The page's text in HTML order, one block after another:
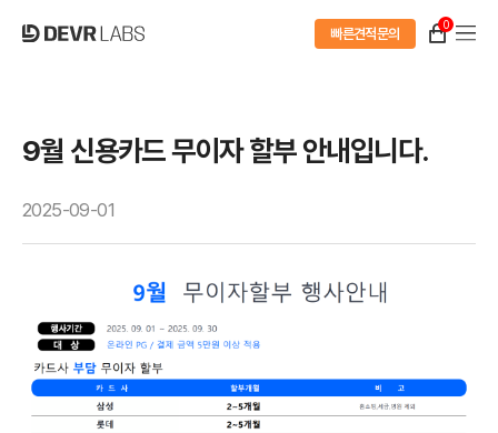
빠른견적문의
0
9월 신용카드 무이자 할부 안내입니다.
2025-09-01